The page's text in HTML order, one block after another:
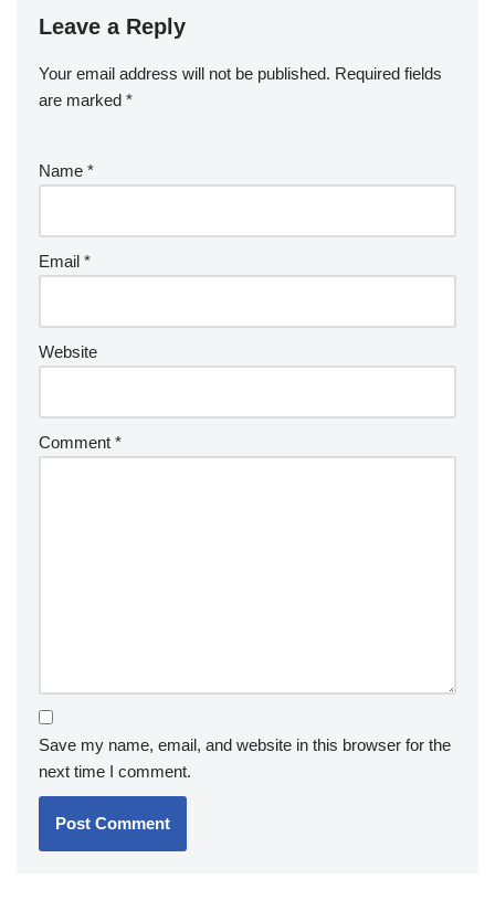
Leave a Reply
Your email address will not be published. Required fields
are marked *
Name *
Email *
Website
Comment *
Save my name, email, and website in this browser for the
next time I comment.